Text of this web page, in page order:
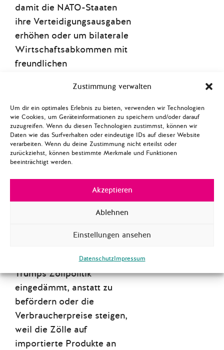
Zustimmung verwalten
Um dir ein optimales Erlebnis zu bieten, verwenden wir Technologien
wie Cookies, um Geräteinformationen zu speichern und/oder darauf
zuzugreifen. Wenn du diesen Technologien zustimmst, können wir
Daten wie das Surfverhalten oder eindeutige IDs auf dieser Website
verarbeiten. Wenn du deine Zustimmung nicht erteilst oder
zurückziehst, können bestimmte Merkmale und Funktionen
beeinträchtigt werden.
Akzeptieren
Ablehnen
Einstellungen ansehen
DatenschutzImpressum
damit die NATO-Staaten
ihre Verteidigungsausgaben
erhöhen oder um bilaterale
Wirtschaftsabkommen mit
freundlichen
US-amerikanische
Produkte zu verhandeln.
Kooperiert man nicht mit
den USA, drohen hohe
Strafzölle. Gleichzeitig ist
allerdings auffällig, dass
letztlich widersprüchlich
zueinander sind. Die
Sicherung des US-Dollars
als starke stabile Währung
Finanzsystem wird durch
Trumps Zollpolitik
eingedämmt, anstatt zu
befördern oder die
Verbraucherpreise steigen,
weil die Zölle auf
importierte Produkte an